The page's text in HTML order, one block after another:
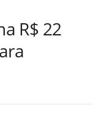
R$ 22